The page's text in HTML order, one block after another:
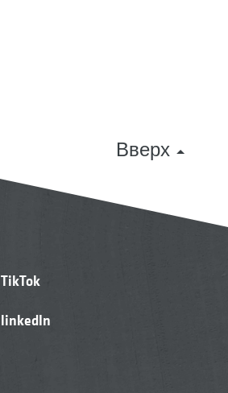
Вверх
TikTok
linkedIn